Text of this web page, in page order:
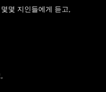
몇 지인들에게 듣고,